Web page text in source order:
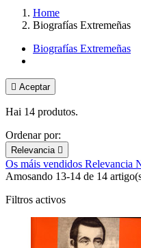
Home
Biografías Extremeñas
Biografías Extremeñas
 Aceptar
Hai 14 produtos.
Ordenar por:
Relevancia 
Os máis vendidos Relevancia
Amosando 13-14 de 14
Filtros activos